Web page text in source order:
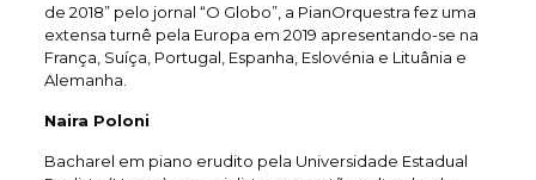
de 2018” pelo jornal “O Globo”, a PianOrquestra fez uma
extensa turnê pela Europa em 2019 apresentando-se na
França, Suíça, Portugal, Espanha, Eslovénia e Lituânia e
Alemanha.
Naira Poloni
Bacharel em piano erudito pela Universidade Estadual